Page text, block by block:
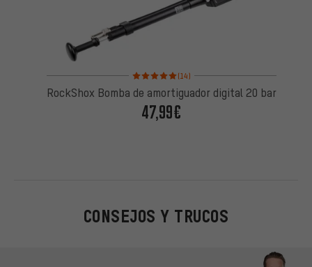
Valoración media: 5 de 5 basada en 14 reseñas
(14)
RockShox Bomba de amortiguador digital 20 bar
47,99€
CONSEJOS Y TRUCOS